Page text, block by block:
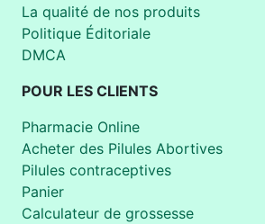
La qualité de nos produits
Politique Éditoriale
DMCA
POUR LES CLIENTS
Pharmacie Online
Acheter des Pilules Abortives
Pilules contraceptives
Panier
Calculateur de grossesse